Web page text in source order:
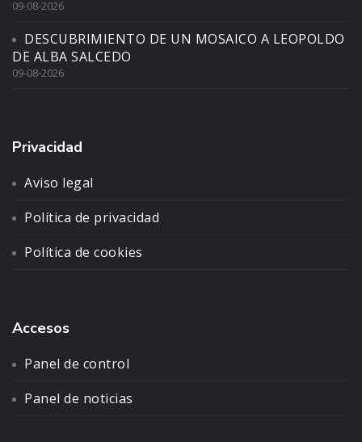
09-08-2026
DESCUBRIMIENTO DE UN MOSAICO A LEOPOLDO
DE ALBA SALCEDO
09-08-2026
Privacidad
Aviso legal
Política de privacidad
Política de cookies
Accesos
Panel de control
Panel de noticias